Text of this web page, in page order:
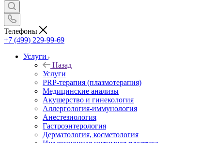
Телефоны
+7 (499) 229-99-69
Услуги
Назад
Услуги
PRP-терапия (плазмотерапия)
Медицинские анализы
Акушерство и гинекология
Аллергология-иммунология
Анестезиология
Гастроэнтерология
Дерматология, косметология